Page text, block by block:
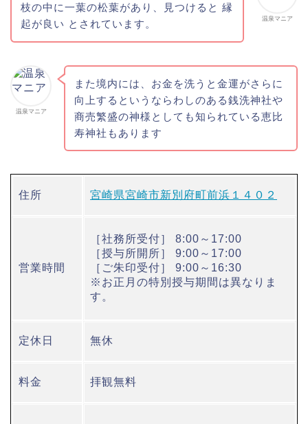
温泉マニア
枝の中に一葉の松葉があり、見つけると 縁
起が良い とされています。
温泉マニア
また境内には、お金を洗うと金運がさらに
向上するというならわしのある銭洗神社や
商売繁盛の神様としても知られている恵比
寿神社もあります
住所 宮崎県宮崎市新別府町前浜１４０２
営業時間
［社務所受付］ 8:00～17:00
［授与所開所］ 9:00～17:00
［ご朱印受付］ 9:00～16:30
※お正月の特別授与期間は異なりま
す。
定休日 無休
料金 拝観無料